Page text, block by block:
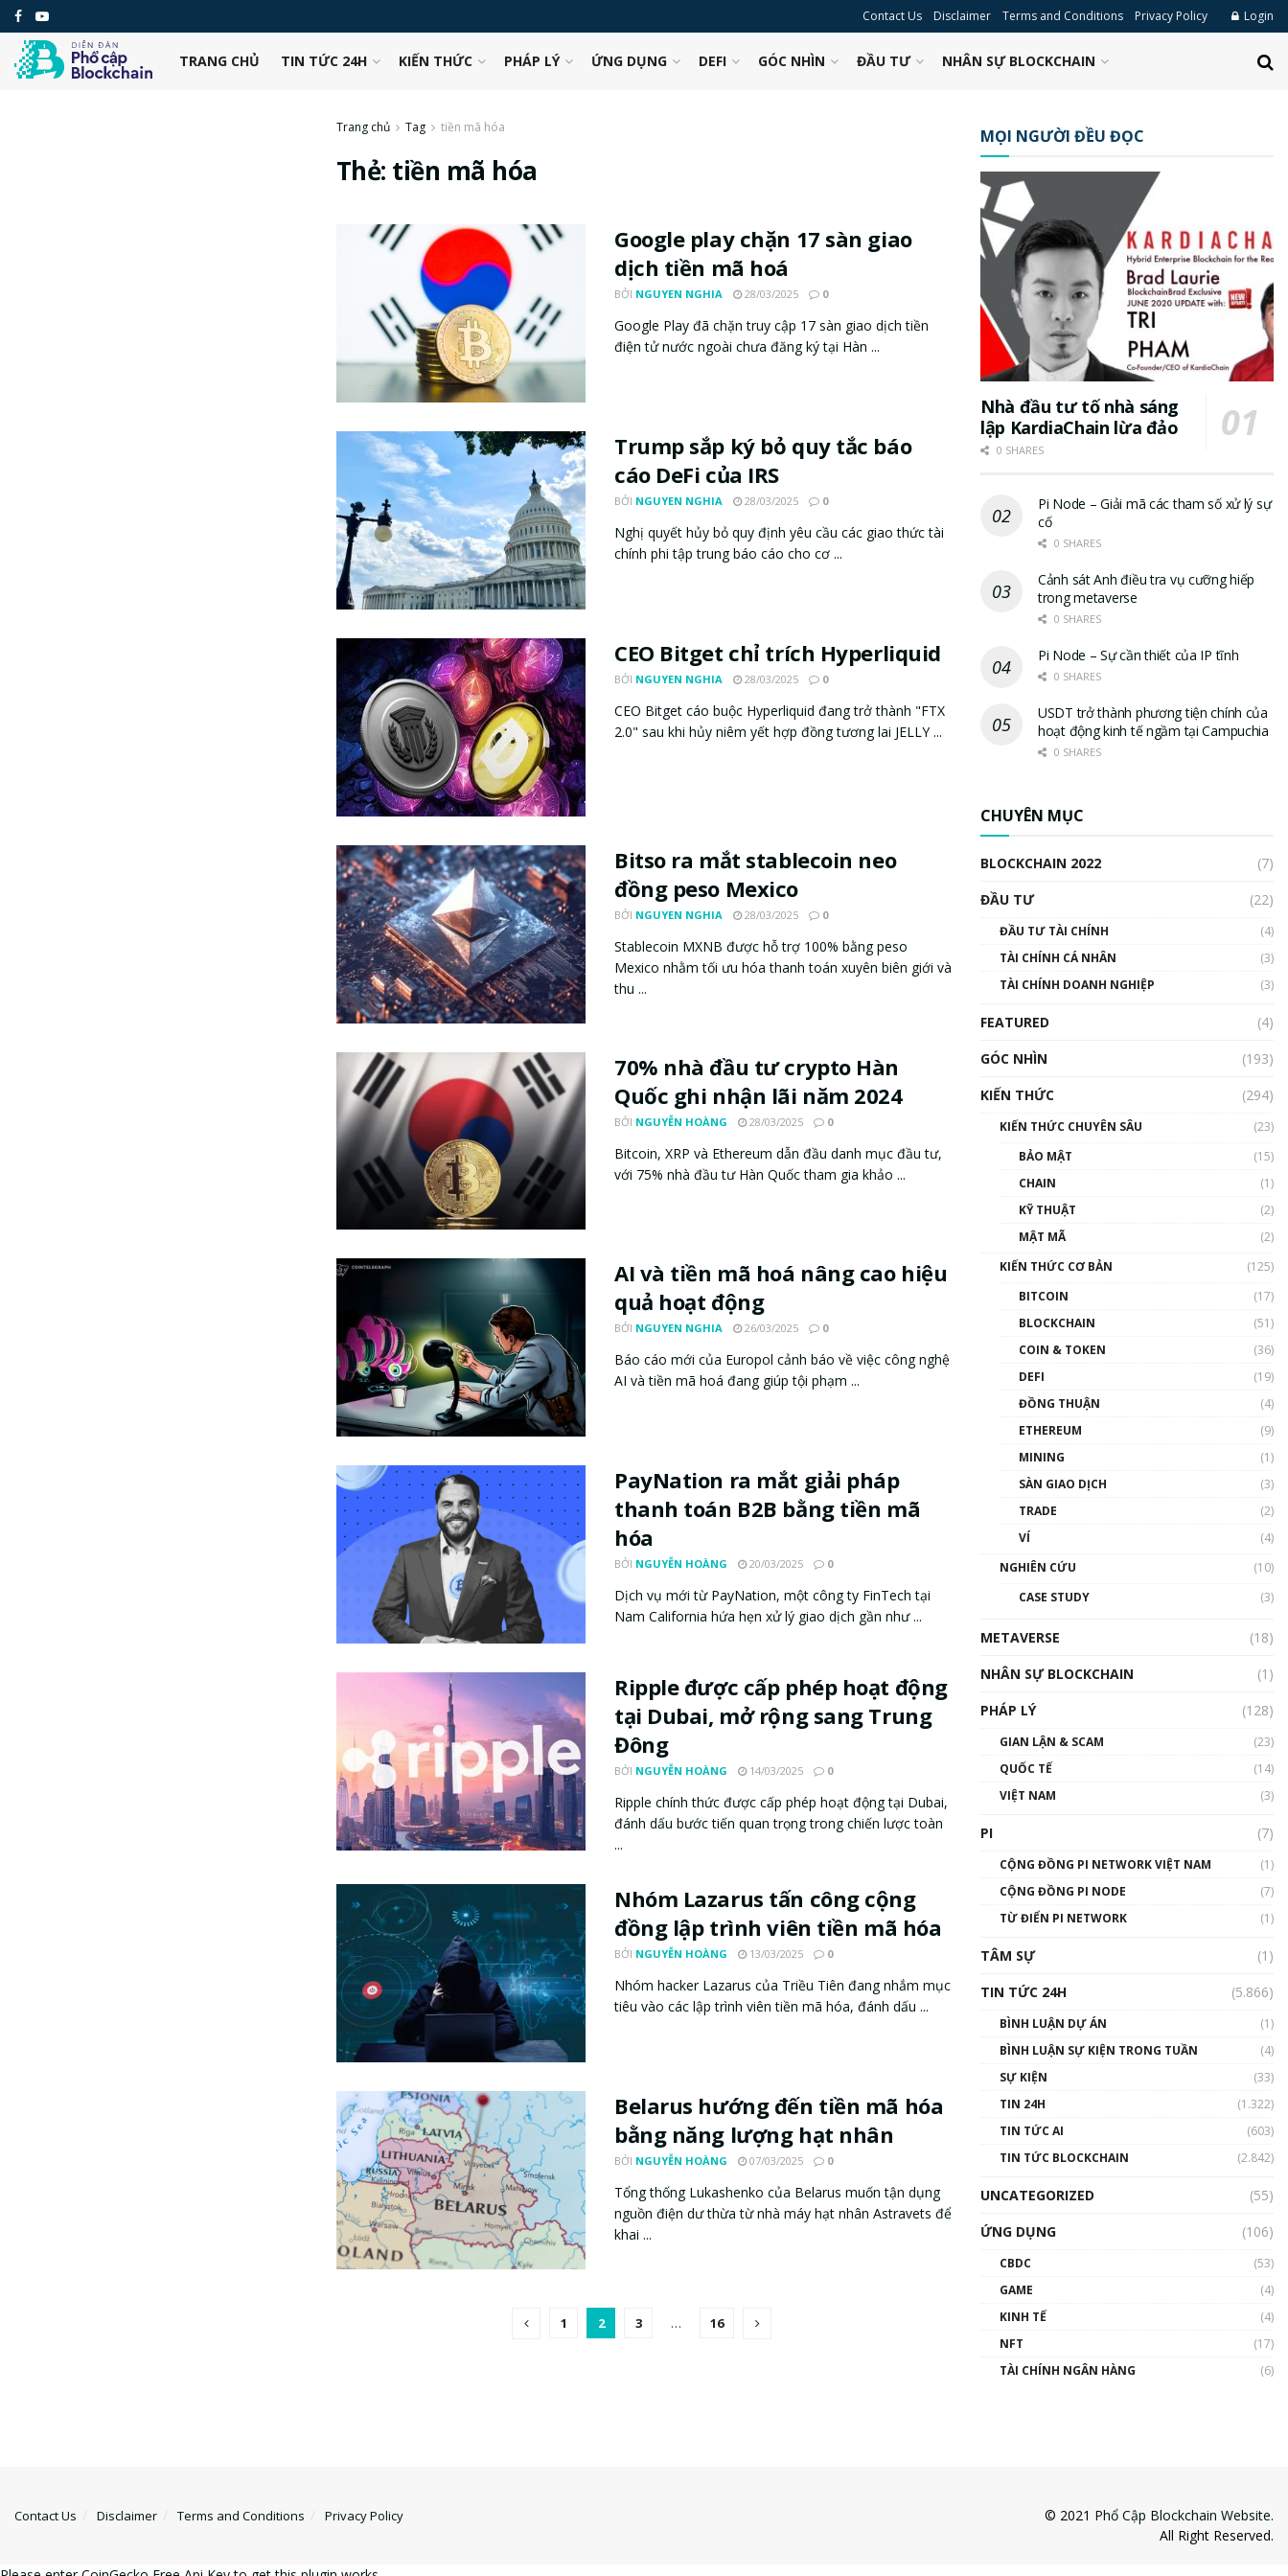
Contact Us Disclaimer Terms and Conditions Privacy Policy Login
TRANG CHỦ TIN TỨC 24H KIẾN THỨC PHÁP LÝ ỨNG DỤNG DEFI GÓC NHÌN ĐẦU TƯ NHÂN SỰ BLOCKCHAIN
Trang chủ Tag tiền mã hóa
Thẻ: tiền mã hóa
Google play chặn 17 sàn giao
dịch tiền mã hoá
BỞI NGUYEN NGHIA 28/03/2025 0
Google Play đã chặn truy cập 17 sàn giao dịch tiền
điện tử nước ngoài chưa đăng ký tại Hàn ...
Trump sắp ký bỏ quy tắc báo
cáo DeFi của IRS
BỞI NGUYEN NGHIA 28/03/2025 0
Nghị quyết hủy bỏ quy định yêu cầu các giao thức tài
chính phi tập trung báo cáo cho cơ ...
CEO Bitget chỉ trích Hyperliquid
BỞI NGUYEN NGHIA 28/03/2025 0
CEO Bitget cáo buộc Hyperliquid đang trở thành "FTX
2.0" sau khi hủy niêm yết hợp đồng tương lai JELLY ...
Bitso ra mắt stablecoin neo
đồng peso Mexico
BỞI NGUYEN NGHIA 28/03/2025 0
Stablecoin MXNB được hỗ trợ 100% bằng peso
Mexico nhằm tối ưu hóa thanh toán xuyên biên giới và
thu ...
70% nhà đầu tư crypto Hàn
Quốc ghi nhận lãi năm 2024
BỞI NGUYỄN HOÀNG 28/03/2025 0
Bitcoin, XRP và Ethereum dẫn đầu danh mục đầu tư,
với 75% nhà đầu tư Hàn Quốc tham gia khảo ...
AI và tiền mã hoá nâng cao hiệu
quả hoạt động
BỞI NGUYEN NGHIA 26/03/2025 0
Báo cáo mới của Europol cảnh báo về việc công nghệ
AI và tiền mã hoá đang giúp tội phạm ...
PayNation ra mắt giải pháp
thanh toán B2B bằng tiền mã
hóa
BỞI NGUYỄN HOÀNG 20/03/2025 0
Dịch vụ mới từ PayNation, một công ty FinTech tại
Nam California hứa hẹn xử lý giao dịch gần như ...
Ripple được cấp phép hoạt động
tại Dubai, mở rộng sang Trung
Đông
BỞI NGUYỄN HOÀNG 14/03/2025 0
Ripple chính thức được cấp phép hoạt động tại Dubai,
đánh dấu bước tiến quan trọng trong chiến lược toàn
...
Nhóm Lazarus tấn công cộng
đồng lập trình viên tiền mã hóa
BỞI NGUYỄN HOÀNG 13/03/2025 0
Nhóm hacker Lazarus của Triều Tiên đang nhắm mục
tiêu vào các lập trình viên tiền mã hóa, đánh dấu ...
Belarus hướng đến tiền mã hóa
bằng năng lượng hạt nhân
BỞI NGUYỄN HOÀNG 07/03/2025 0
Tổng thống Lukashenko của Belarus muốn tận dụng
nguồn điện dư thừa từ nhà máy hạt nhân Astravets để
khai ...
1 2 3 … 16
MỌI NGƯỜI ĐỀU ĐỌC
Nhà đầu tư tố nhà sáng
lập KardiaChain lừa đảo
0 SHARES
Pi Node – Giải mã các tham số xử lý sự
cố
0 SHARES
Cảnh sát Anh điều tra vụ cưỡng hiếp
trong metaverse
0 SHARES
Pi Node – Sự cần thiết của IP tĩnh
0 SHARES
USDT trở thành phương tiện chính của
hoạt động kinh tế ngầm tại Campuchia
0 SHARES
CHUYÊN MỤC
BLOCKCHAIN 2022
(7)
ĐẦU TƯ
(22)
ĐẦU TƯ TÀI CHÍNH
(4)
TÀI CHÍNH CÁ NHÂN
(3)
TÀI CHÍNH DOANH NGHIỆP
(3)
FEATURED
(4)
GÓC NHÌN
(193)
KIẾN THỨC
(294)
KIẾN THỨC CHUYÊN SÂU
(23)
BẢO MẬT
(15)
CHAIN
(1)
KỸ THUẬT
(2)
MẬT MÃ
(2)
KIẾN THỨC CƠ BẢN
(125)
BITCOIN
(17)
BLOCKCHAIN
(51)
COIN & TOKEN
(36)
DEFI
(19)
ĐỒNG THUẬN
(4)
ETHEREUM
(9)
MINING
(1)
SÀN GIAO DỊCH
(3)
TRADE
(2)
VÍ
(4)
NGHIÊN CỨU
(10)
CASE STUDY
(3)
METAVERSE
(18)
NHÂN SỰ BLOCKCHAIN
(1)
PHÁP LÝ
(128)
GIAN LẬN & SCAM
(23)
QUỐC TẾ
(14)
VIỆT NAM
(3)
PI (7)
CỘNG ĐỒNG PI NETWORK VIỆT NAM
(1)
CỘNG ĐỒNG PI NODE
(7)
TỪ ĐIỂN PI NETWORK
(1)
TÂM SỰ
(1)
TIN TỨC 24H
(5.866)
BÌNH LUẬN DỰ ÁN
(1)
BÌNH LUẬN SỰ KIỆN TRONG TUẦN
(4)
SỰ KIỆN
(33)
TIN 24H
(1.322)
TIN TỨC AI
(603)
TIN TỨC BLOCKCHAIN
(2.842)
UNCATEGORIZED
(55)
ỨNG DỤNG
(106)
CBDC
(53)
GAME
(4)
KINH TẾ
(4)
NFT
(17)
TÀI CHÍNH NGÂN HÀNG
(6)
Contact Us Disclaimer Terms and Conditions Privacy Policy © 2021 Phổ Cập Blockchain Website.
All Right Reserved.